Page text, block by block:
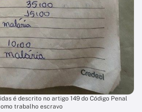
é descrito no artigo 149 do Código Penal
trabalho escravo